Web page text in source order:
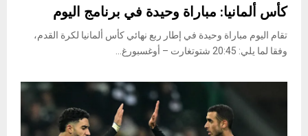
كأس ألمانيا: مباراة وحيدة في برنامج اليوم
تقام اليوم مباراة وحيدة في إطار ربع نهائي ​كأس ألمانيا​ لكرة القدم،
وفقا لما يلي: 20:45 شتوتغارت – أوغسبورغ...